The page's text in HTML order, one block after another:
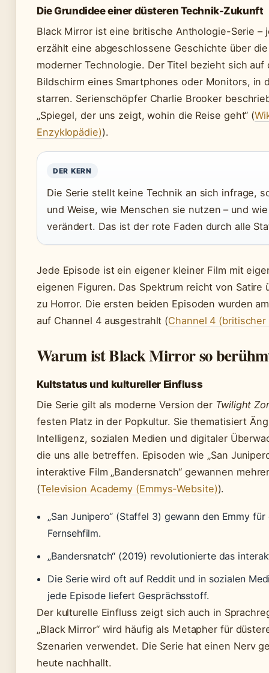
Die Grundidee einer düsteren Technik-Zukunft
Black Mirror ist eine britische Anthologie-Serie –
erzählt eine abgeschlossene Geschichte über
moderner Technologie. Der Titel bezieht sich auf
Bildschirm eines Smartphones oder Monitors, in
starren. Serienschöpfer Charlie Brooker
„Spiegel, der uns zeigt, wohin die Reise geht“ (
Enzyklopädie)).
DER KERN
Die Serie stellt keine Technik an sich infrage,
und Weise, wie Menschen sie nutzen – und
verändert. Das ist der rote Faden durch alle
Jede Episode ist ein eigener kleiner Film mit
eigenen Figuren. Das Spektrum reicht von Satire
zu Horror. Die ersten beiden Episoden wurden
auf Channel 4 ausgestrahlt (Channel 4 (britischer
Warum ist Black Mirror so
Kultstatus und kultureller Einfluss
Die Serie gilt als moderne Version der Twilight
festen Platz in der Popkultur. Sie thematisiert
Intelligenz, sozialen Medien und digitaler
die uns alle betreffen. Episoden wie „San
interaktive Film „Bandersnatch“ gewannen
(Television Academy (Emmys-Website)).
„San Junipero“ (Staffel 3) gewann den Emmy
Fernsehfilm.
„Bandersnatch“ (2019) revolutionierte das
Die Serie wird oft auf Reddit und in sozialen
jede Episode liefert Gesprächsstoff.
Der kulturelle Einfluss zeigt sich auch in
„Black Mirror“ wird häufig als Metapher für
Szenarien verwendet. Die Serie hat einen Nerv
heute nachhallt.